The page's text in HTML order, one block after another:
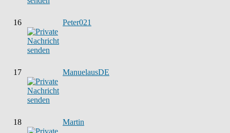
16 Peter021
17 ManuelausDE
18 Martin